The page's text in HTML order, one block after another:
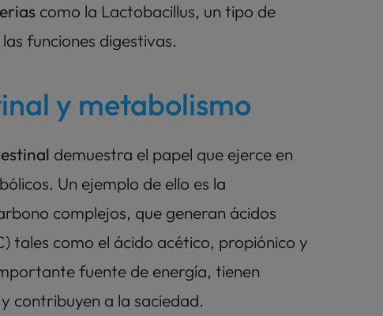
como la Lactobacillus, un tipo de
funciones digestivas.
y metabolismo
demuestra el papel que ejerce en
Un ejemplo de ello es la
complejos, que generan ácidos
tales como el ácido acético, propiónico y
fuente de energía, tienen
contribuyen a la saciedad.